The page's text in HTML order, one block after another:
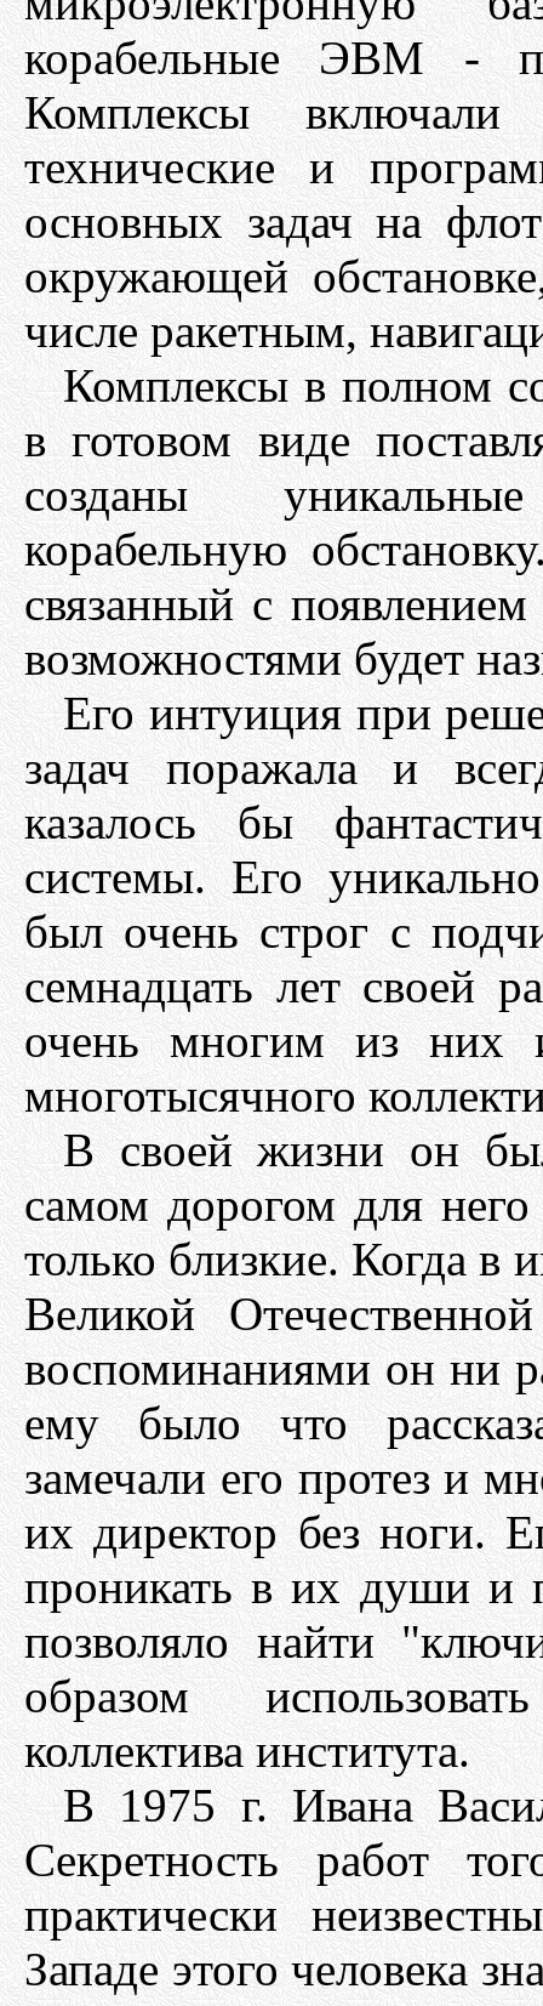
корабельные ЭВМ -
Комплексы
технические и
основных задач на
окружающей
числе ракетным,
Комплексы в полном
в готовом виде
созданы
корабельную
связанный с
возможностями будет
Его интуиция при
задач поражала и
казалось бы
системы. Его
был очень строг с
семнадцать лет своей
очень многим из них
многотысячного
В своей жизни он
самом дорогом для
только близкие. Когда в
Великой
воспоминаниями он ни
ему было что
замечали его протез и
их директор без ноги.
проникать в их души и
позволяло найти
образом
коллектива института.
В 1975 г. Ивана
Секретность работ
практически
Западе этого человека